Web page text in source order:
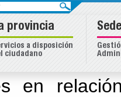
en
provincia
a disposición
ciudadano